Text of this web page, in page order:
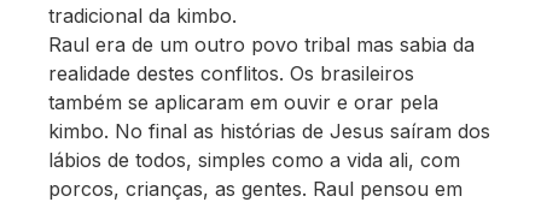
tradicional da kimbo.
Raul era de um outro povo tribal mas sabia da
realidade destes conflitos. Os brasileiros
também se aplicaram em ouvir e orar pela
kimbo. No final as histórias de Jesus saíram dos
lábios de todos, simples como a vida ali, com
porcos, crianças, as gentes. Raul pensou em